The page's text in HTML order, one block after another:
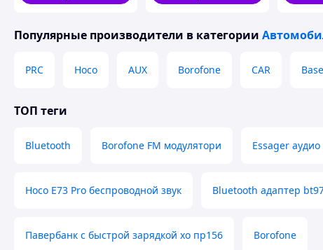
Популярные производители в категории
PRC Hoco AUX Borofone CAR
ТОП теги
Bluetooth Borofone FM модулятори Essager аудио
Hoco E73 Pro беспроводной звук Bluetooth адаптер
Павербанк с быстрой зарядкой хо пр156 Borofone